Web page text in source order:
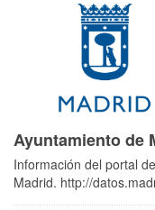
Ayuntamiento de
Información del portal
Madrid. http://